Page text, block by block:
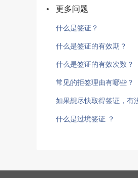
更多问题
什么是签证？
什么是签证的有效期？
什么是签证的有效次数？
常见的拒签理由有哪些？
如果想尽快取得签证，有
什么是过境签证 ？